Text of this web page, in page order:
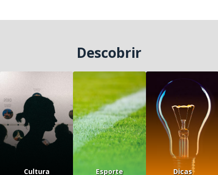
Descobrir
Cultura Esporte Dicas